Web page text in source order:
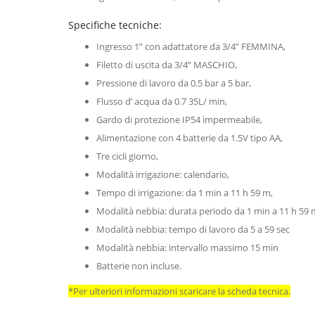
Specifiche tecniche:
Ingresso 1” con adattatore da 3/4” FEMMINA,
Filetto di uscita da 3/4” MASCHIO,
Pressione di lavoro da 0.5 bar a 5 bar,
Flusso d’ acqua da 0.7 35L/ min,
Gardo di protezione IP54 impermeabile,
Alimentazione con 4 batterie da 1.5V tipo AA,
Tre cicli giorno,
Modalità irrigazione: calendario,
Tempo di irrigazione: da 1 min a 11 h 59 m,
Modalità nebbia: durata periodo da 1 min a 11 h 59
Modalità nebbia: tempo di lavoro da 5 a 59 sec
Modalità nebbia: intervallo massimo 15 min
Batterie non incluse.
*Per ulteriori informazioni scaricare la scheda tecnica.